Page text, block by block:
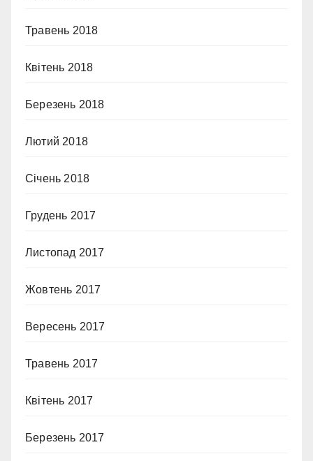
Травень 2018
Квітень 2018
Березень 2018
Лютий 2018
Січень 2018
Грудень 2017
Листопад 2017
Жовтень 2017
Вересень 2017
Травень 2017
Квітень 2017
Березень 2017